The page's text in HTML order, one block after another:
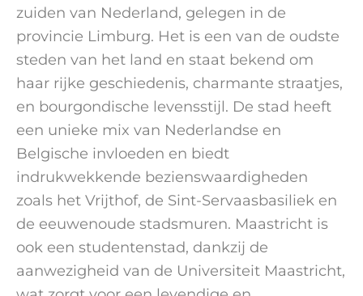
zuiden van Nederland, gelegen in de
provincie Limburg. Het is een van de oudste
steden van het land en staat bekend om
haar rijke geschiedenis, charmante straatjes,
en bourgondische levensstijl. De stad heeft
een unieke mix van Nederlandse en
Belgische invloeden en biedt
indrukwekkende bezienswaardigheden
zoals het Vrijthof, de Sint-Servaasbasiliek en
de eeuwenoude stadsmuren. Maastricht is
ook een studentenstad, dankzij de
aanwezigheid van de Universiteit Maastricht,